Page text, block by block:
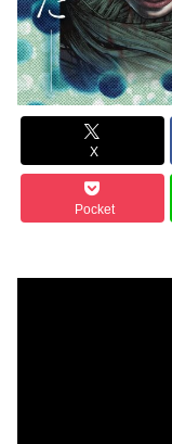
X
Pocket